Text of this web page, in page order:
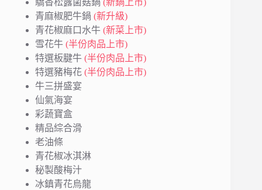
驕香松露菌菇鍋 (新鍋上市)
青麻椒肥牛鍋 (新升級)
青花椒麻口水牛 (新菜上市)
雪花牛 (半份肉品上市)
特選板腱牛 (半份肉品上市)
特選豬梅花 (半份肉品上市)
牛三拼盛宴
仙氣海宴
彩蔬寶盒
精品綜合滑
老油條
青花椒冰淇淋
秘製酸梅汁
冰鎮青花烏龍